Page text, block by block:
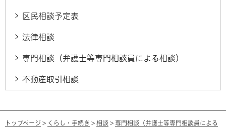
区民相談予定表
法律相談
専門相談（弁護士等専門相談員による相談）
不動産取引相談
トップページ > くらし・手続き > 相談 > 専門相談（弁護士等専門相談員による